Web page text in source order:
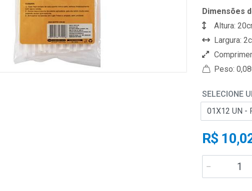
Dimensões
Altura:
Largura:
Peso:
SELECIONE
R$